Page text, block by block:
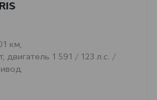
км,
двигатель 1 591 / 123 л.с. /